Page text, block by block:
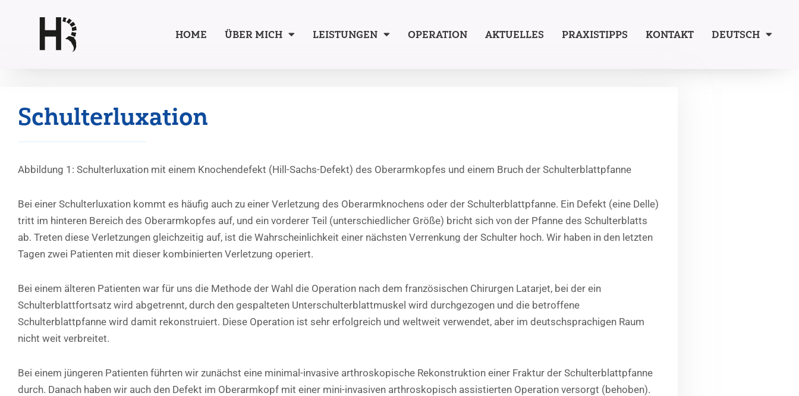
HOME ÜBER MICH LEISTUNGEN OPERATION AKTUELLES PRAXISTIPPS KONTAKT DEUTSCH
Schulterluxation
Abbildung 1: Schulterluxation mit einem Knochendefekt (Hill-Sachs-Defekt) des Oberarmkopfes und einem Bruch der Schulterblattpfanne
Bei einer Schulterluxation kommt es häufig auch zu einer Verletzung des Oberarmknochens oder der Schulterblattpfanne. Ein Defekt (eine Delle)
tritt im hinteren Bereich des Oberarmkopfes auf, und ein vorderer Teil (unterschiedlicher Größe) bricht sich von der Pfanne des Schulterblatts
ab. Treten diese Verletzungen gleichzeitig auf, ist die Wahrscheinlichkeit einer nächsten Verrenkung der Schulter hoch. Wir haben in den letzten
Tagen zwei Patienten mit dieser kombinierten Verletzung operiert.
Bei einem älteren Patienten war für uns die Methode der Wahl die Operation nach dem französischen Chirurgen Latarjet, bei der ein
Schulterblattfortsatz wird abgetrennt, durch den gespalteten Unterschulterblattmuskel wird durchgezogen und die betroffene
Schulterblattpfanne wird damit rekonstruiert. Diese Operation ist sehr erfolgreich und weltweit verwendet, aber im deutschsprachigen Raum
nicht weit verbreitet.
Bei einem jüngeren Patienten führten wir zunächst eine minimal-invasive arthroskopische Rekonstruktion einer Fraktur der Schulterblattpfanne
durch. Danach haben wir auch den Defekt im Oberarmkopf mit einer mini-invasiven arthroskopisch assistierten Operation versorgt (behoben).